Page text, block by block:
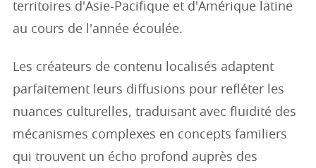
territoires d'Asie-Pacifique et d'Amérique latine
au cours de l'année écoulée.
Les créateurs de contenu localisés adaptent
parfaitement leurs diffusions pour refléter les
nuances culturelles, traduisant avec fluidité des
mécanismes complexes en concepts familiers
qui trouvent un écho profond auprès des